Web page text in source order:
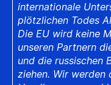
internationale
plötzlichen Todes
Die EU wird keine
unseren Partnern
und die russischen
ziehen. Wir werden